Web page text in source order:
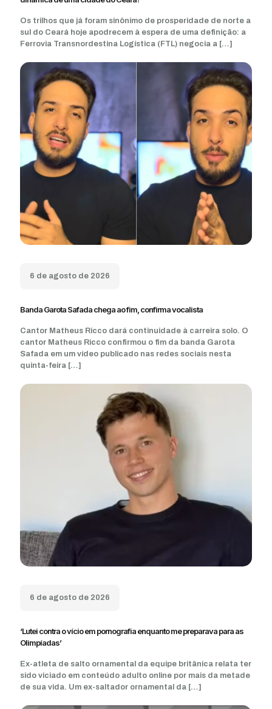
Os trilhos que já foram sinônimo de prosperidade de norte a
sul do Ceará hoje apodrecem à espera de uma definição: a
Ferrovia Transnordestina Logística (FTL) negocia a […]
6 de agosto de 2026
Banda Garota Safada chega ao fim, confirma vocalista
Cantor Matheus Ricco dará continuidade à carreira solo. O
cantor Matheus Ricco confirmou o fim da banda Garota
Safada em um vídeo publicado nas redes sociais nesta
quinta-feira […]
6 de agosto de 2026
‘Lutei contra o vício em pornografia enquanto me preparava para as
Olimpíadas’
Ex-atleta de salto ornamental da equipe britânica relata ter
sido viciado em conteúdo adulto online por mais da metade
de sua vida. Um ex-saltador ornamental da […]